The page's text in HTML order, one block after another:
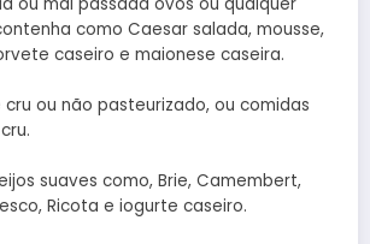
ou mal passada ovos ou qualquer
como Caesar salada, mousse,
caseiro e maionese caseira.
cru ou não pasteurizado, ou comidas
suaves como, Brie, Camembert,
Ricota e iogurte caseiro.